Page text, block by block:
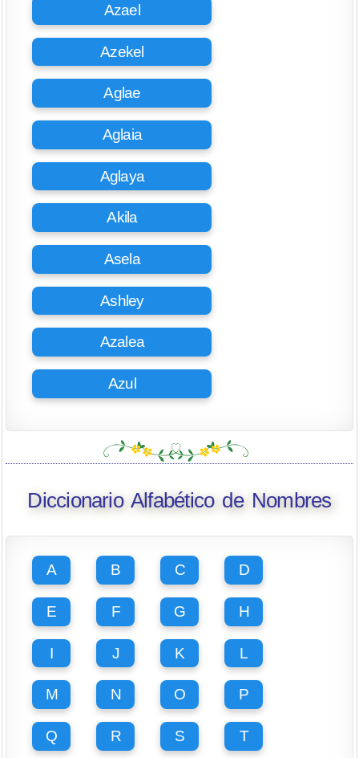
Azael
Azekel
Aglae
Aglaia
Aglaya
Akila
Asela
Ashley
Azalea
Azul
Diccionario Alfabético de Nombres
A B C D
E F G H
I J K L
M N O P
Q R S T